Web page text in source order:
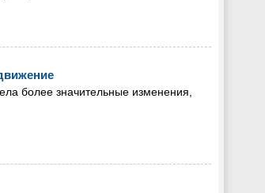
более значительные изменения,